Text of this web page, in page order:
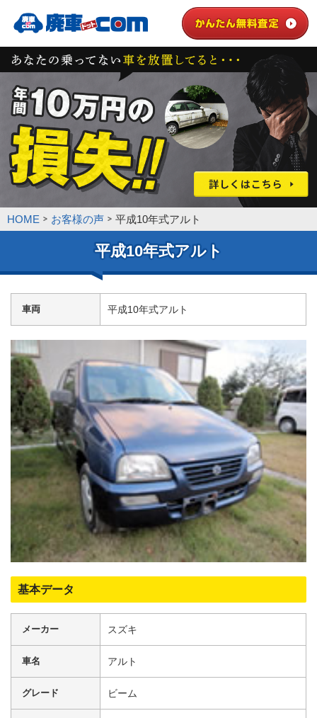
HOME お客様の声 平成10年式アルト
平成10年式アルト
車両 平成10年式アルト
基本データ
メーカー スズキ
車名 アルト
グレード ビーム